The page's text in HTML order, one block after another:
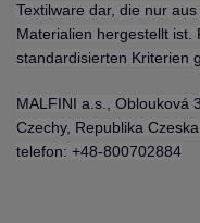
Textilware dar, die nur
Materialien hergestellt ist.
standardisierten Kriterien
MALFINI a.s., Oblouková
Czechy, Republika
telefon: +48-800702884